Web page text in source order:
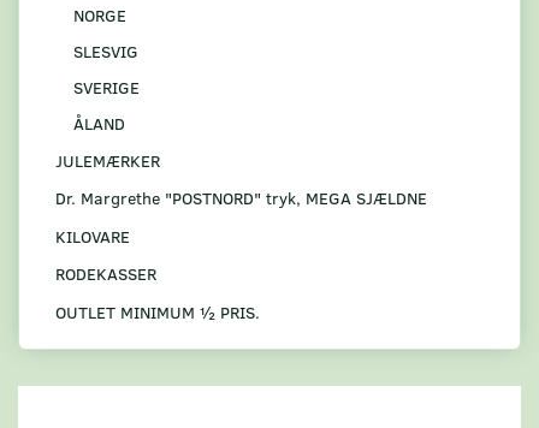
NORGE
SLESVIG
SVERIGE
ÅLAND
JULEMÆRKER
Dr. Margrethe "POSTNORD" tryk, MEGA SJÆLDNE
KILOVARE
RODEKASSER
OUTLET MINIMUM ½ PRIS.